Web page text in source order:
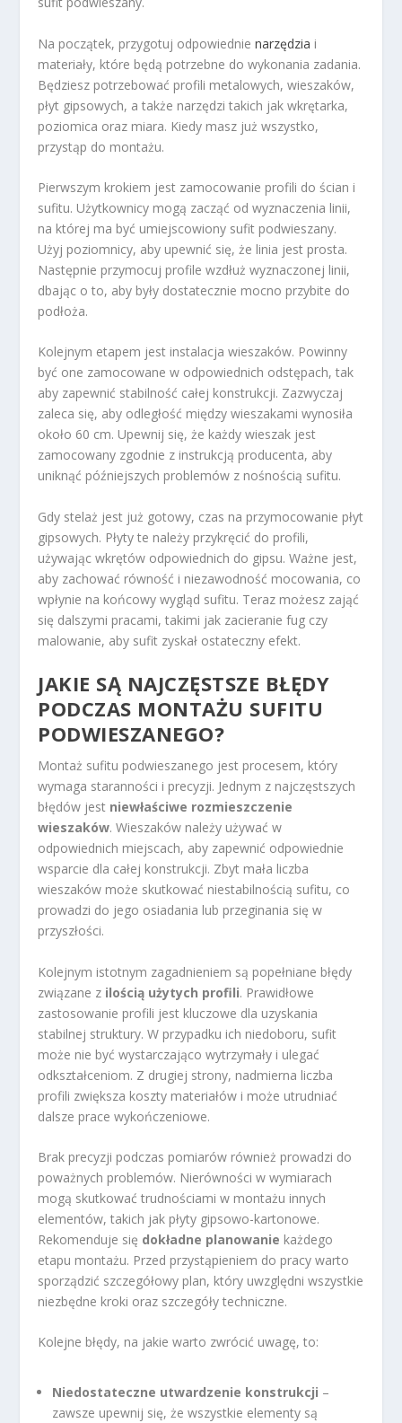
Na początek, przygotuj odpowiednienarzędzia i
materiały, które będą potrzebne do wykonania zadania.
Będziesz potrzebować profili metalowych, wieszaków,
płyt gipsowych, a także narzędzi takich jak wkrętarka,
poziomica oraz miara. Kiedy masz już wszystko,
przystąp do montażu.
Pierwszym krokiem jest zamocowanie profili do ścian i
sufitu. Użytkownicy mogą zacząć od wyznaczenia linii,
na której ma być umiejscowiony sufit podwieszany.
Użyj poziomnicy, aby upewnić się, że linia jest prosta.
Następnie przymocuj profile wzdłuż wyznaczonej linii,
dbając o to, aby były dostatecznie mocno przybite do
podłoża.
Kolejnym etapem jest instalacja wieszaków. Powinny
być one zamocowane w odpowiednich odstępach, tak
aby zapewnić stabilność całej konstrukcji. Zazwyczaj
zaleca się, aby odległość między wieszakami wynosiła
około 60 cm. Upewnij się, że każdy wieszak jest
zamocowany zgodnie z instrukcją producenta, aby
uniknąć późniejszych problemów z nośnością sufitu.
Gdy stelaż jest już gotowy, czas na przymocowanie płyt
gipsowych. Płyty te należy przykręcić do profili,
używając wkrętów odpowiednich do gipsu. Ważne jest,
aby zachować równość i niezawodność mocowania, co
wpłynie na końcowy wygląd sufitu. Teraz możesz zająć
się dalszymi pracami, takimi jak zacieranie fug czy
malowanie, aby sufit zyskał ostateczny efekt.
JAKIE SĄ NAJCZĘSTSZE BŁĘDY
PODCZAS MONTAŻU SUFITU
PODWIESZANEGO?
Montaż sufitu podwieszanego jest procesem, który
wymaga staranności i precyzji. Jednym z najczęstszych
błędów jest niewłaściwe rozmieszczenie
wieszaków. Wieszaków należy używać w
odpowiednich miejscach, aby zapewnić odpowiednie
wsparcie dla całej konstrukcji. Zbyt mała liczba
wieszaków może skutkować niestabilnością sufitu, co
prowadzi do jego osiadania lub przeginania się w
przyszłości.
Kolejnym istotnym zagadnieniem są popełniane błędy
związane z ilością użytych profili. Prawidłowe
zastosowanie profili jest kluczowe dla uzyskania
stabilnej struktury. W przypadku ich niedoboru, sufit
może nie być wystarczająco wytrzymały i ulegać
odkształceniom. Z drugiej strony, nadmierna liczba
profili zwiększa koszty materiałów i może utrudniać
dalsze prace wykończeniowe.
Brak precyzji podczas pomiarów również prowadzi do
poważnych problemów. Nierówności w wymiarach
mogą skutkować trudnościami w montażu innych
elementów, takich jak płyty gipsowo-kartonowe.
Rekomenduje się dokładne planowanie każdego
etapu montażu. Przed przystąpieniem do pracy warto
sporządzić szczegółowy plan, który uwzględni wszystkie
niezbędne kroki oraz szczegóły techniczne.
Kolejne błędy, na jakie warto zwrócić uwagę, to:
Niedostateczne utwardzenie konstrukcji –
zawsze upewnij się, że wszystkie elementy są